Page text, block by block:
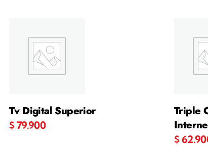
Tv Digital Superior
$ 79.900
Triple
$